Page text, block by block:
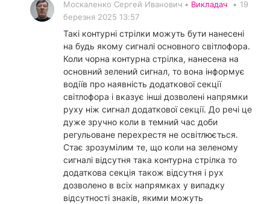
Москаленко Сергей Иванович • Викладач • 19
березня 2025 13:57
Такі контурні стрілки можуть бути нанесені
на будь якому сигналі основного світлофора.
Коли чорна контурна стрілка, нанесена на
основний зелений сигнал, то вона інформує
водіїв про наявність додаткової секції
світлофора і вказує інші дозволені напрямки
руху ніж сигнал додаткової секції. До речі це
дуже зручно коли в темний час доби
регульоване перехрестя не освітлюється.
Стає зрозумілим те, що коли на зеленому
сигналі відсутня така контурна стрілка то
додаткова секція також відсутня і рух
дозволено в всіх напрямках у випадку
відсутності знаків, якими можуть